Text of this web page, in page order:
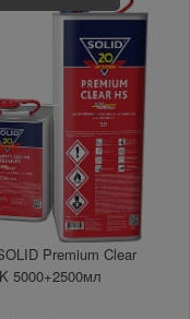
Premium Clear
5000+2500мл